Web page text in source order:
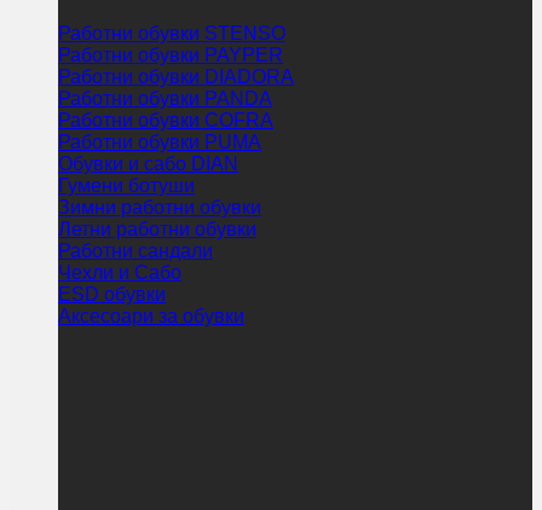
Работни обувки STENSO
Работни обувки PAYPER
Работни обувки DIADORA
Работни обувки PANDA
Работни обувки COFRA
Работни обувки PUMA
Обувки и сабо DIAN
Гумени ботуши
Зимни работни обувки
Летни работни обувки
Работни сандали
Чехли и Сабо
ESD обувки
Аксесоари за обувки